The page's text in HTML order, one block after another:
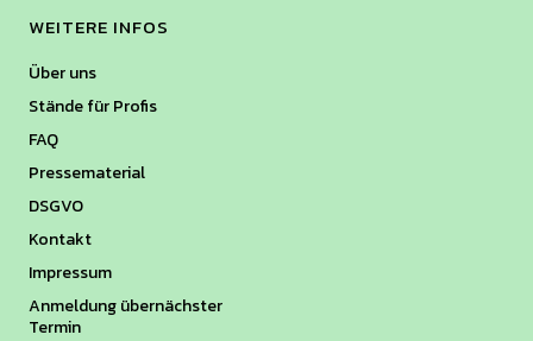
WEITERE INFOS
Über uns
Stände für Profis
FAQ
Pressematerial
DSGVO
Kontakt
Impressum
Anmeldung übernächster
Termin